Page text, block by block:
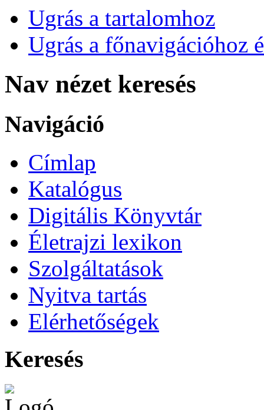
Ugrás a tartalomhoz
Ugrás a főnavigációhoz
Nav nézet keresés
Navigáció
Címlap
Katalógus
Digitális Könyvtár
Életrajzi lexikon
Szolgáltatások
Nyitva tartás
Elérhetőségek
Keresés